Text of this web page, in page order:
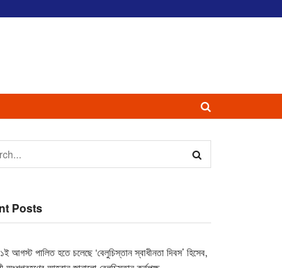
Posts
আগস্ট পালিত হতে চলেছে ‘বেলুচিস্তান স্বাধীনতা দিবস’ হিসেব,